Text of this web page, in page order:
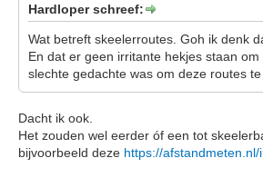
Hardloper schreef:
Wat betreft skeelerroutes. Goh ik denk
En dat er geen irritante hekjes staan
slechte gedachte was om deze routes te
Dacht ik ook.
Het zouden wel eerder óf een tot
bijvoorbeeld deze https://